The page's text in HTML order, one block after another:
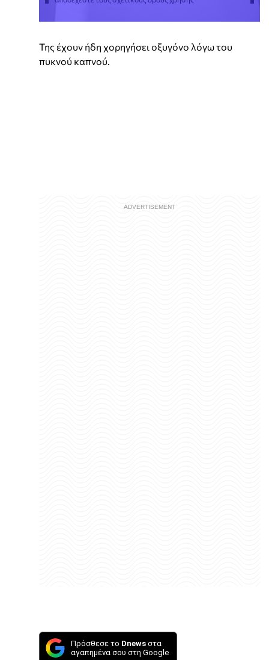
Της έχουν ήδη χορηγήσει οξυγόνο λόγω του
πυκνού καπνού.
Πρόσθεσε το Dnews στα
αγαπημένα σου στη Google